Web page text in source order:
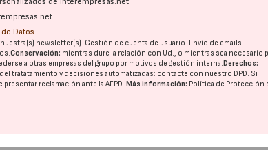
Datos
newsletter(s). Gestión de cuenta de usuario. Envío de emails
Conservación: mientras dure la relación con Ud., o mientras sea necesario
a otras empresas del grupo por motivos de gestión interna. Derechos:
tratatamiento y decisiones automatizadas: contacte con nuestro DPD. Si
presentar reclamación ante laAEPD. Más información: Política de Protección